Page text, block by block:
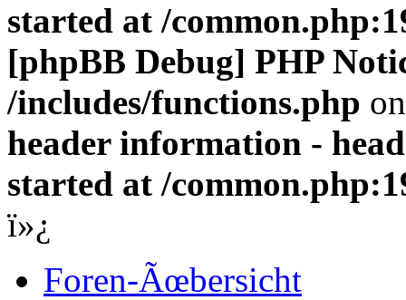
started at /
[phpBB Debug] PHP
/includes/functions.php
header information -
started at /
ï»¿
Foren-Ãœbersicht